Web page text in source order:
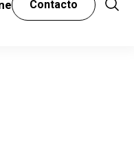
Contacto
Show